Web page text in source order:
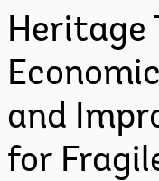
Heritage
and
for